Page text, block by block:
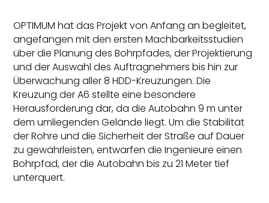
OPTIMUM hat das Projekt von Anfang an begleitet,
angefangen mit den ersten Machbarkeitsstudien
über die Planung des Bohrpfades, der Projektierung
und der Auswahl des Auftragnehmers bis hin zur
Überwachung aller 8 HDD-Kreuzungen. Die
Kreuzung der A6 stellte eine besondere
Herausforderung dar, da die Autobahn 9 m unter
dem umliegenden Gelände liegt. Um die Stabilität
der Rohre und die Sicherheit der Straße auf Dauer
zu gewährleisten, entwarfen die Ingenieure einen
Bohrpfad, der die Autobahn bis zu 21 Meter tief
unterquert.